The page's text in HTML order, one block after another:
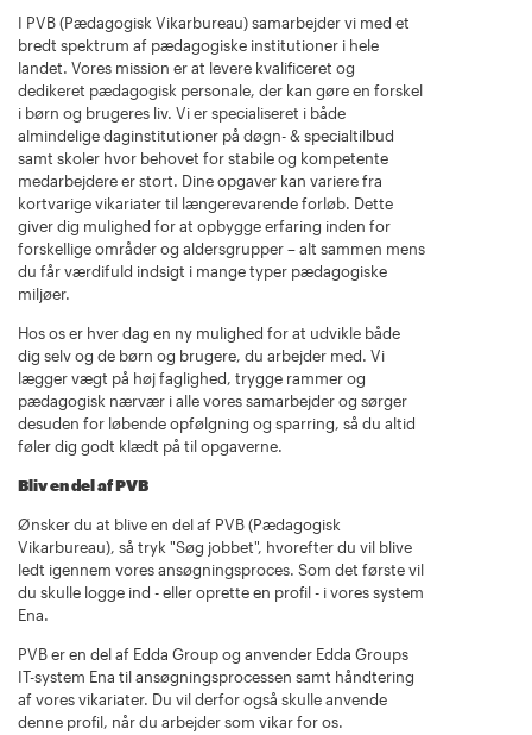
I PVB (Pædagogisk Vikarbureau) samarbejder vi med et
bredt spektrum af pædagogiske institutioner i hele
landet. Vores mission er at levere kvalificeret og
dedikeret pædagogisk personale, der kan gøre en forskel
i børn og brugeres liv. Vi er specialiseret i både
almindelige daginstitutioner på døgn- & specialtilbud
samt skoler hvor behovet for stabile og kompetente
medarbejdere er stort. Dine opgaver kan variere fra
kortvarige vikariater til længerevarende forløb. Dette
giver dig mulighed for at opbygge erfaring inden for
forskellige områder og aldersgrupper – alt sammen mens
du får værdifuld indsigt i mange typer pædagogiske
miljøer.
Hos os er hver dag en ny mulighed for at udvikle både
dig selv og de børn og brugere, du arbejder med. Vi
lægger vægt på høj faglighed, trygge rammer og
pædagogisk nærvær i alle vores samarbejder og sørger
desuden for løbende opfølgning og sparring, så du altid
føler dig godt klædt på til opgaverne.
Bliv en del af PVB
Ønsker du at blive en del af PVB (Pædagogisk
Vikarbureau), så tryk "Søg jobbet", hvorefter du vil blive
ledt igennem vores ansøgningsproces. Som det første vil
du skulle logge ind - eller oprette en profil - i vores system
Ena.
PVB er en del af Edda Group og anvender Edda Groups
IT-system Ena til ansøgningsprocessen samt håndtering
af vores vikariater. Du vil derfor også skulle anvende
denne profil, når du arbejder som vikar for os.